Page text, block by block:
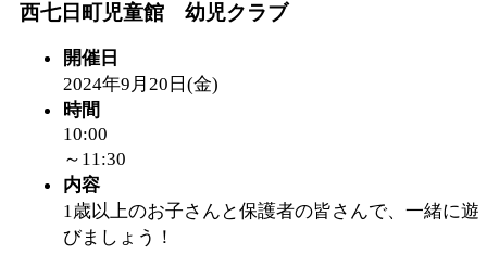
de 健康づくり」
西七日町児童館 幼児クラブ
開催日
2024年9月20日(金)
時間
10:00
～11:30
内容
1歳以上のお子さんと保護者の皆さんで、一緒に遊
びましょう！